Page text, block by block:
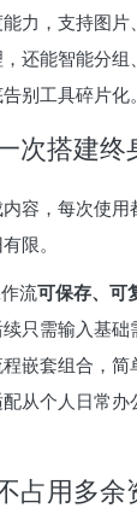
力，支持图片
还能智能分组
别工具碎片化。
次搭建终
容，每次使用
限。
流可保存、可
只需输入基
嵌套组合，
从个人日常办
占用多余